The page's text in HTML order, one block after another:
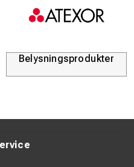
Belysningsprodukter